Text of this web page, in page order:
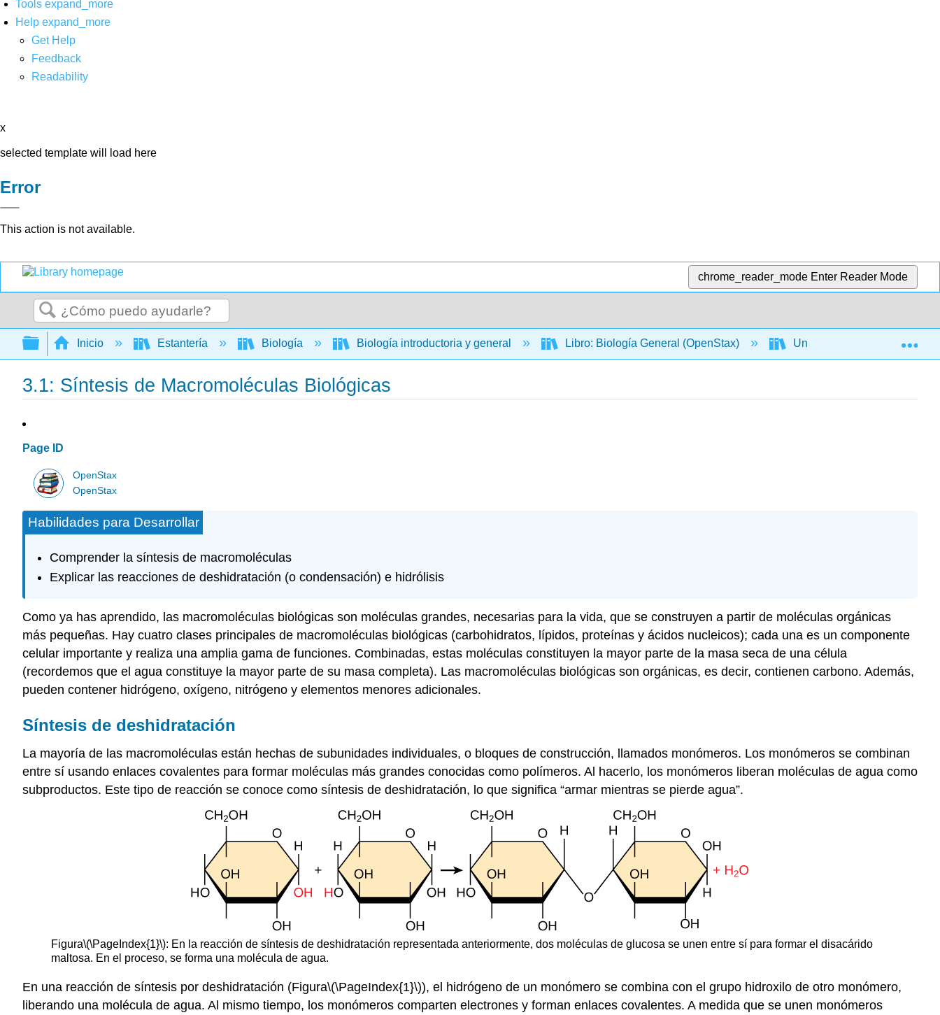
Tools expand_more
Help expand_more
Get Help
Feedback
Readability
x
selected template will load here
Error
This action is not available.
chrome_reader_mode Enter Reader Mode
Buscar
Expandir/contraer jerarquía global
Inicio Estantería Biología Biología introductoria y general Libro: Biología General (OpenStax) Unidad I: La química de la
3.1: Síntesis de Macromoléculas Biológicas
Page ID
OpenStax
OpenStax
Habilidades para Desarrollar
Comprender la síntesis de macromoléculas
Explicar las reacciones de deshidratación (o condensación) e hidrólisis
Como ya has aprendido, las macromoléculas biológicas son moléculas grandes, necesarias para la vida, que se construyen a partir de moléculas orgánicas
más pequeñas. Hay cuatro clases principales de macromoléculas biológicas (carbohidratos, lípidos, proteínas y ácidos nucleicos); cada una es un componente
celular importante y realiza una amplia gama de funciones. Combinadas, estas moléculas constituyen la mayor parte de la masa seca de una célula
(recordemos que el agua constituye la mayor parte de su masa completa). Las macromoléculas biológicas son orgánicas, es decir, contienen carbono. Además,
pueden contener hidrógeno, oxígeno, nitrógeno y elementos menores adicionales.
Síntesis de deshidratación
La mayoría de las macromoléculas están hechas de subunidades individuales, o bloques de construcción, llamados monómeros. Los monómeros se combinan
entre sí usando enlaces covalentes para formar moléculas más grandes conocidas como polímeros. Al hacerlo, los monómeros liberan moléculas de agua como
subproductos. Este tipo de reacción se conoce como síntesis de deshidratación, lo que significa “armar mientras se pierde agua”.
Figura\(\PageIndex{1}\): En la reacción de síntesis de deshidratación representada anteriormente, dos moléculas de glucosa se unen entre sí para formar el disacárido
maltosa. En el proceso, se forma una molécula de agua.
En una reacción de síntesis por deshidratación (Figura\(\PageIndex{1}\)), el hidrógeno de un monómero se combina con el grupo hidroxilo de otro monómero,
liberando una molécula de agua. Al mismo tiempo, los monómeros comparten electrones y forman enlaces covalentes. A medida que se unen monómeros